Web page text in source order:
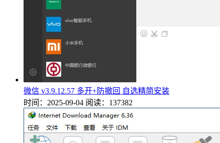
微信 v3.9.12.57 多开+防撤回 自选精简安装
时间：2025-09-04 阅读：137382